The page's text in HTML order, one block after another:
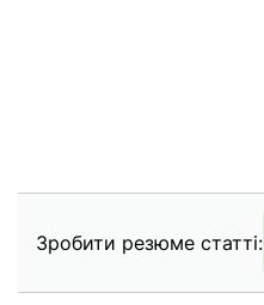
Зробити резюме статті: